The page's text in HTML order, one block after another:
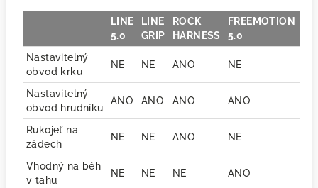
LINE
5.0
LINE
GRIP
ROCK
HARNESS
FREEMOTION
5.0
Nastavitelný
obvod krku
NE NE ANO NE
Nastavitelný
obvod hrudníku
ANO ANO ANO ANO
Rukojeť na
zádech
NE NE ANO NE
Vhodný na běh
v tahu
NE NE NE ANO